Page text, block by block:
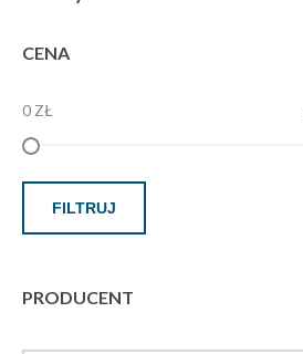
CENA
0 ZŁ
FILTRUJ
PRODUCENT